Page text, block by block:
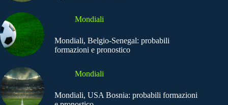
Mondiali
Mondiali, Belgio-Senegal: probabili
formazioni e pronostico
Mondiali
Mondiali, USA Bosnia: probabili formazioni